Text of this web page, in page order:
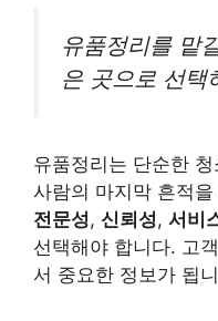
유품정리를 맡
은 곳으로 선택
유품정리는 단순한
사람의 마지막 흔적
전문성, 신뢰성, 서비
선택해야 합니다. 고
서 중요한 정보가 됩